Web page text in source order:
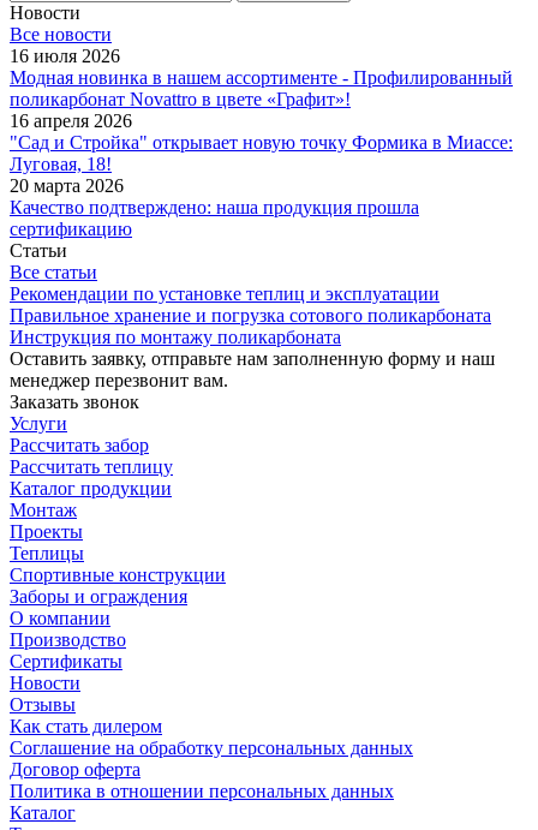
Новости
Все новости
16 июля 2026
Модная новинка в нашем ассортименте - Профилированный
поликарбонат Novattro в цвете «Графит»!
16 апреля 2026
"Сад и Стройка" открывает новую точку Формика в Миассе:
Луговая, 18!
20 марта 2026
Качество подтверждено: наша продукция прошла
сертификацию
Статьи
Все статьи
Рекомендации по установке теплиц и эксплуатации
Правильное хранение и погрузка сотового поликарбоната
Инструкция по монтажу поликарбоната
Оставить заявку, отправьте нам заполненную форму и наш
менеджер перезвонит вам.
Заказать звонок
Услуги
Рассчитать забор
Рассчитать теплицу
Каталог продукции
Монтаж
Проекты
Теплицы
Спортивные конструкции
Заборы и ограждения
О компании
Производство
Сертификаты
Новости
Отзывы
Как стать дилером
Соглашение на обработку персональных данных
Договор оферта
Политика в отношении персональных данных
Каталог